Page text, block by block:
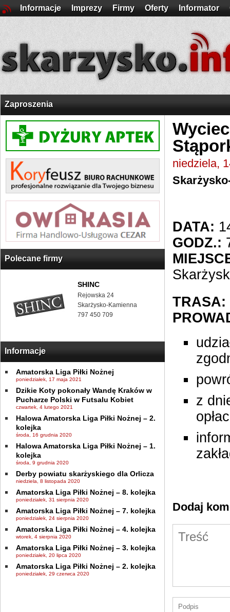
Informacje Imprezy Firmy Oferty Informator
Zaproszenia
Polecane firmy
SHINC
Rejowska 24
Skarżysko-Kamienna
797 450 709
Informacje
Amatorska Liga Piłki Nożnej
poniedziałek, 17 maja 2021
Dzikie Koty pokonały Wandę Kraków w
Pucharze Polski w Futsalu Kobiet
czwartek, 4 lutego 2021
Halowa Amatorska Liga Piłki Nożnej – 2.
kolejka
środa, 16 grudnia 2020
Halowa Amatorska Liga Piłki Nożnej – 1.
kolejka
środa, 9 grudnia 2020
Derby powiatu skarżyskiego dla Orlicza
niedziela, 8 listopada 2020
Amatorska Liga Piłki Nożnej – 8. kolejka
poniedziałek, 31 sierpnia 2020
Amatorska Liga Piłki Nożnej – 7. kolejka
poniedziałek, 24 sierpnia 2020
Amatorska Liga Piłki Nożnej – 4. kolejka
wtorek, 4 sierpnia 2020
Amatorska Liga Piłki Nożnej – 3. kolejka
poniedziałek, 20 lipca 2020
Amatorska Liga Piłki Nożnej – 2. kolejka
poniedziałek, 29 czerwca 2020
niedziela,
DATA:
GODZ.:
TRASA:
z
Dodaj